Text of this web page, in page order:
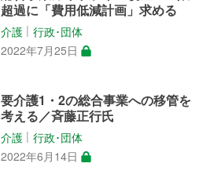
超過に「費用低減計画」求める
介護 │行政･団体
2022年7月25日
要介護1・2の総合事業への移管を
考える／斉藤正行氏
介護 │行政･団体
2022年6月14日